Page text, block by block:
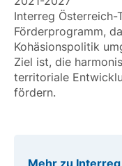
Interreg Österreich-
Förderprogramm,
Kohäsionspolitik
Ziel ist, die
territoriale
fördern.